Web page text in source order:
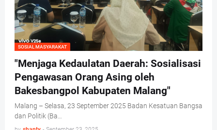
SOSIAL MASYARAKAT
"Menjaga Kedaulatan Daerah: Sosialisasi
Pengawasan Orang Asing oleh
Bakesbangpol Kabupaten Malang"
Malang – Selasa, 23 September 2025 Badan Kesatuan Bangsa
dan Politik (Ba…